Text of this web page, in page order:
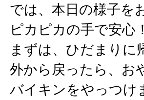
では、本日の様子を
ピカピカの手で安心
まずは、ひだまりに
外から戻ったら、お
バイキンをやっつけ